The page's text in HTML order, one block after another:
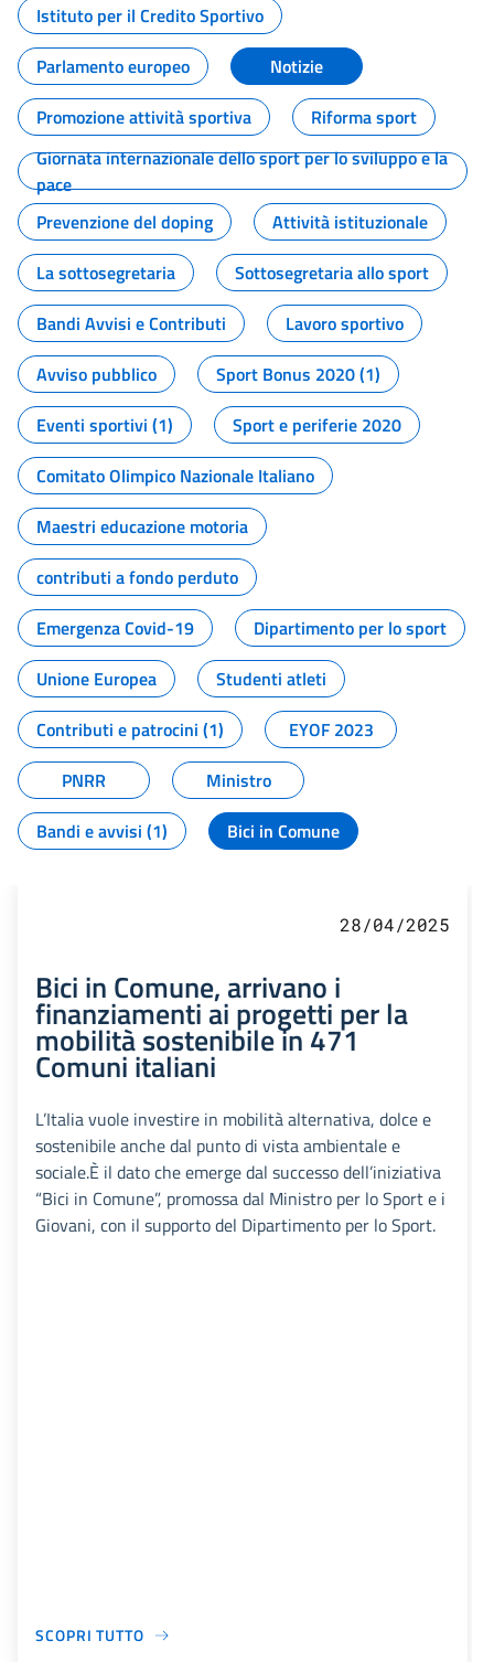
Istituto per il Credito Sportivo
Parlamento europeo
Notizie
Promozione attività sportiva
Riforma sport
Giornata internazionale dello sport per lo sviluppo e la
pace
Prevenzione del doping
Attività istituzionale
La sottosegretaria
Sottosegretaria allo sport
Bandi Avvisi e Contributi
Lavoro sportivo
Avviso pubblico
Sport Bonus 2020 (1)
Eventi sportivi (1)
Sport e periferie 2020
Comitato Olimpico Nazionale Italiano
Maestri educazione motoria
contributi a fondo perduto
Emergenza Covid-19
Dipartimento per lo sport
Unione Europea
Studenti atleti
Contributi e patrocini (1)
EYOF 2023
PNRR
Ministro
Bandi e avvisi (1)
Bici in Comune
28/04/2025
Bici in Comune, arrivano i
finanziamenti ai progetti per la
mobilità sostenibile in 471
Comuni italiani
L’Italia vuole investire in mobilità alternativa, dolce e
sostenibile anche dal punto di vista ambientale e
sociale.È il dato che emerge dal successo dell’iniziativa
“Bici in Comune”, promossa dal Ministro per lo Sport e i
Giovani, con il supporto del Dipartimento per lo Sport.
SCOPRI TUTTO